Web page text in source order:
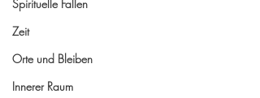
Spirituelle Fallen
Zeit
Orte und Bleiben
Innerer Raum